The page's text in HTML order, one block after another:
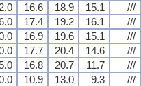
2.0 16.6 18.9 15.1
///
17.4 19.2 16.1
///
16.9 19.6 15.1
///
17.7 20.4 14.6
///
16.8 20.7 11.7
///
10.9 13.0 9.3
///
2.0 16.6 18.9 15.1
///
17.4 19.2 16.1
///
16.9 19.6 15.1
///
17.7 20.4 14.6
///
16.8 20.7 11.7
///
10.9 13.0 9.3
///
2.0 16.6 18.9 15.1
///
17.4 19.2 16.1
///
16.9 19.6 15.1
///
17.7 20.4 14.6
///
16.8 20.7 11.7
///
10.9 13.0 9.3
///
2.0 16.6 18.9 15.1
///
17.4 19.2 16.1
///
16.9 19.6 15.1
///
17.7 20.4 14.6
///
16.8 20.7 11.7
///
10.9 13.0 9.3
///